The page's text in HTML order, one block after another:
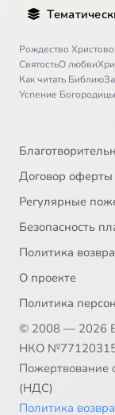
Рождество Христово
СвятостьО любви
Как читать Библию
Успение Богородицы
Договор оферты
Регулярные
Безопасность
Политика
О проекте
Политика
© 2008 — 2026
НКО
Пожертвование
(НДС)
Политика